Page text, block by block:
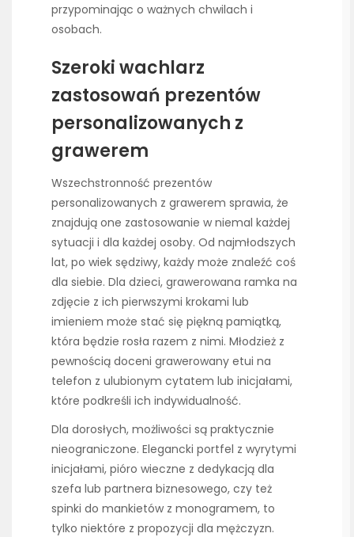
przypominając o ważnych chwilach i
osobach.
Szeroki wachlarz
zastosowań prezentów
personalizowanych z
grawerem
Wszechstronność prezentów
personalizowanych z grawerem sprawia, że
znajdują one zastosowanie w niemal każdej
sytuacji i dla każdej osoby. Od najmłodszych
lat, po wiek sędziwy, każdy może znaleźć coś
dla siebie. Dla dzieci, grawerowana ramka na
zdjęcie z ich pierwszymi krokami lub
imieniem może stać się piękną pamiątką,
która będzie rosła razem z nimi. Młodzież z
pewnością doceni grawerowany etui na
telefon z ulubionym cytatem lub inicjałami,
które podkreśli ich indywidualność.
Dla dorosłych, możliwości są praktycznie
nieograniczone. Elegancki portfel z wyrytymi
inicjałami, pióro wieczne z dedykacją dla
szefa lub partnera biznesowego, czy też
spinki do mankietów z monogramem, to
tylko niektóre z propozycji dla mężczyzn.